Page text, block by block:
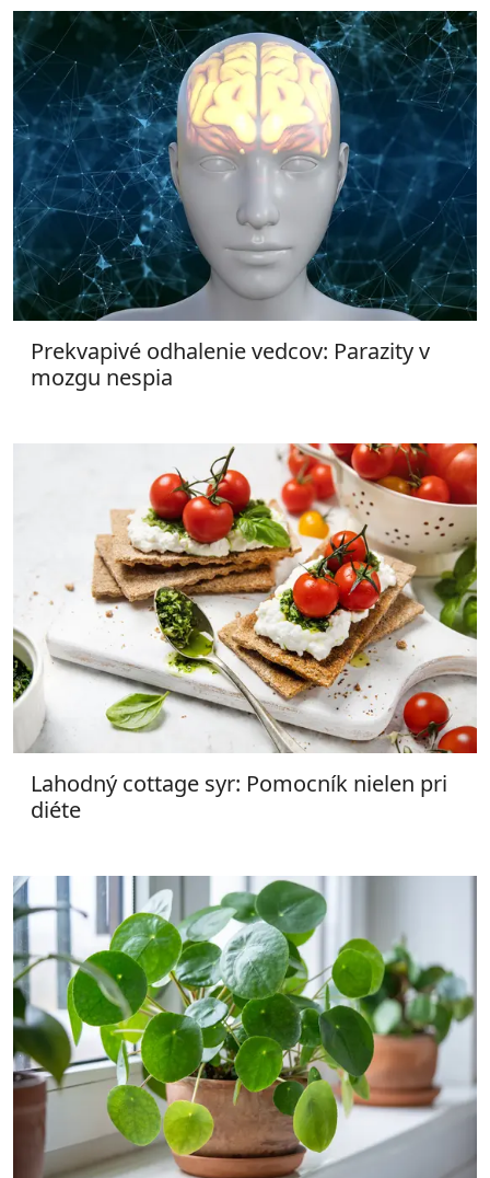
Prekvapivé odhalenie vedcov: Parazity v
mozgu nespia
Lahodný cottage syr: Pomocník nielen pri
diéte